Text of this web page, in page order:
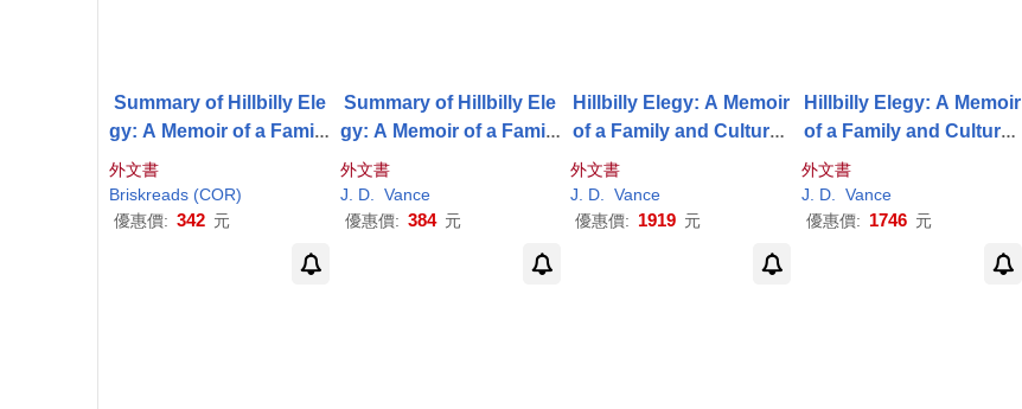
Summary of Hillbilly Ele
gy: A Memoir of a Family
J. D.Vance
外文書
Briskreads (COR)
優惠價: 342 元
Summary of Hillbilly Ele
gy: A Memoir of a Family
J.D
外文書
J
D.
Vance
優惠價: 384 元
Hillbilly Elegy: A Memoir
of a Family and Culture i
外文書
J
D
Vance
優惠價: 1919 元
Hillbilly Elegy: A Memoir
of a Family and Culture i
外文書
J
D
Vance
優惠價: 1746 元